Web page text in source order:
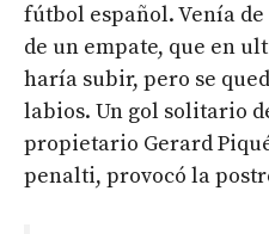
fútbol español. Venía de
de un empate, que en
haría subir, pero se
labios. Un gol solitario
propietario Gerard
penalti, provocó la